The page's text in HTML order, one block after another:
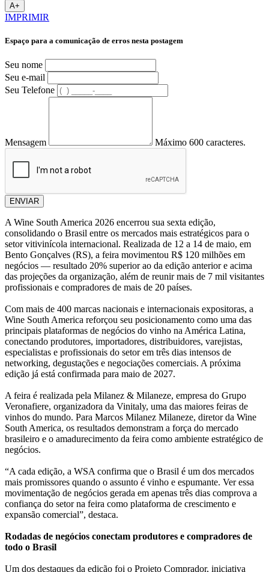
A+
IMPRIMIR
Espaço para a comunicação de erros nesta postagem
Seu nome
Seu e-mail
Seu Telefone
Mensagem Máximo 600 caracteres.
ENVIAR
A Wine South America 2026 encerrou sua sexta edição,
consolidando o Brasil entre os mercados mais estratégicos para o
setor vitivinícola internacional. Realizada de 12 a 14 de maio, em
Bento Gonçalves (RS), a feira movimentou R$ 120 milhões em
negócios — resultado 20% superior ao da edição anterior e acima
das projeções da organização, além de reunir mais de 7 mil visitantes
profissionais e compradores de mais de 20 países.
Com mais de 400 marcas nacionais e internacionais expositoras, a
Wine South America reforçou seu posicionamento como uma das
principais plataformas de negócios do vinho na América Latina,
conectando produtores, importadores, distribuidores, varejistas,
especialistas e profissionais do setor em três dias intensos de
networking, degustações e negociações comerciais. A próxima
edição já está confirmada para maio de 2027.
A feira é realizada pela Milanez & Milaneze, empresa do Grupo
Veronafiere, organizadora da Vinitaly, uma das maiores feiras de
vinhos do mundo. Para Marcos Milanez Milaneze, diretor da Wine
South America, os resultados demonstram a força do mercado
brasileiro e o amadurecimento da feira como ambiente estratégico de
negócios.
“A cada edição, a WSA confirma que o Brasil é um dos mercados
mais promissores quando o assunto é vinho e espumante. Ver essa
movimentação de negócios gerada em apenas três dias comprova a
confiança do setor na feira como plataforma de crescimento e
expansão comercial”, destaca.
Rodadas de negócios conectam produtores e compradores de
todo o Brasil
Um dos destaques da edição foi o Projeto Comprador, iniciativa